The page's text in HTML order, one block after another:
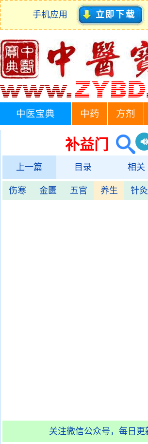
手机应用 立即下载
中医宝典 中药 方剂
补益门
上一篇 目录 相关
伤寒 金匮 五官 养生 针灸
关注微信公众号，每日更